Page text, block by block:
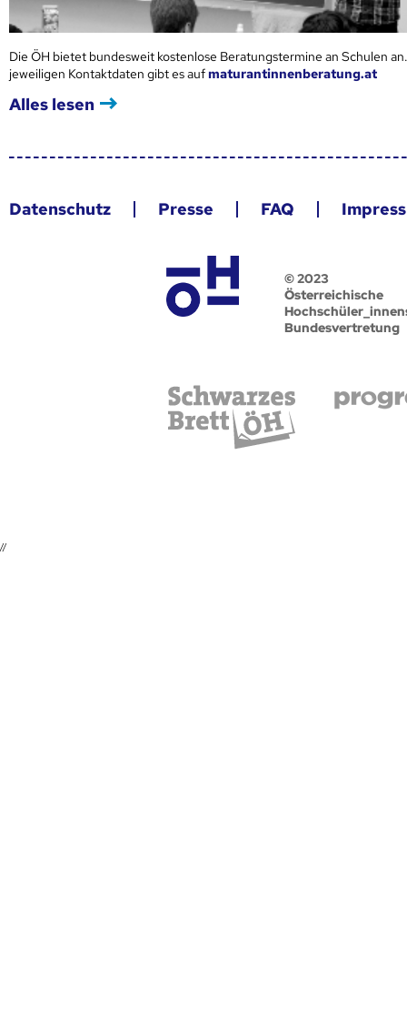
Die ÖH bietet bundesweit kostenlose Beratungstermine an Schulen
jeweiligen Kontaktdaten gibt es aufmaturantinnenberatung.at
Alles lesen
Datenschutz Presse FAQ
© 2023
Österreichische
Bundesvertretung
//